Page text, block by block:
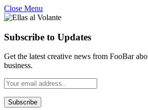
Close Menu
Subscribe to Updates
Get the latest creative news from FooBar
business.